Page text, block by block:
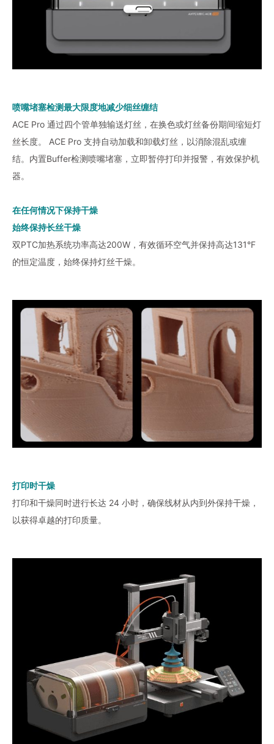
喷嘴堵塞检测最大限度地减少细丝缠结
ACE Pro 通过四个管单独输送灯丝，在换色或灯丝备份期间缩短灯
丝长度。 ACE Pro 支持自动加载和卸载灯丝，以消除混乱或缠
结。内置Buffer检测喷嘴堵塞，立即暂停打印并报警，有效保护机
器。
在任何情况下保持干燥
始终保持长丝干燥
双PTC加热系统功率高达200W，有效循环空气并保持高达131°F
的恒定温度，始终保持灯丝干燥。
打印时干燥
打印和干燥同时进行长达 24 小时，确保线材从内到外保持干燥，
以获得卓越的打印质量。